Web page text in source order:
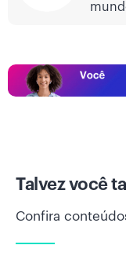
Talvez você
Confira